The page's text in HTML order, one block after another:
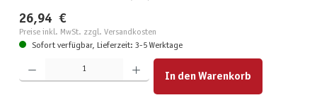
26,94 €
Preise inkl. MwSt. zzgl. Versandkosten
Sofort verfügbar, Lieferzeit: 3-5 Werktage
Produkt Anzahl: Gib den gewünschten Wert ein oder benutze die Schaltflächen um die Anzahl zu
In den Warenkorb